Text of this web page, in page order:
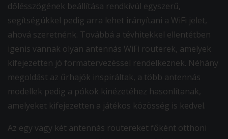
dőlésszögének beállítása rendkívül egyszerű,
segítségükkel pedig arra lehet irányítani a WiFi jelet,
ahová szeretnénk. Továbbá a tévhitekkel ellentétben
igenis vannak olyan antennás WiFi routerek, amelyek
kifejezetten jó formatervezéssel rendelkeznek. Néhány
megoldást az űrhajók inspiráltak, a több antennás
modellek pedig a pókok kinézetéhez hasonlítanak,
amelyeket kifejezetten a játékos közösség is kedvel.
Az egy vagy két antennás routereket főként otthoni